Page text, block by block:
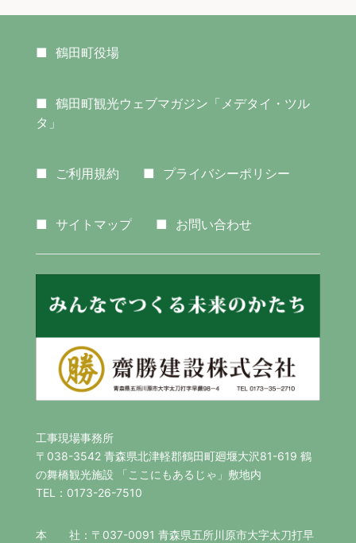
■ 鶴田町役場
■ 鶴田町観光ウェブマガジン「メデタイ・ツル
タ」
■ ご利用規約 ■ プライバシーポリシー
■ サイトマップ ■ お問い合わせ
工事現場事務所
〒038-3542 青森県北津軽郡鶴田町廻堰大沢81-619 鶴
の舞橋観光施設 「ここにもあるじゃ」敷地内
TEL：0173-26-7510
本 社：〒037-0091 青森県五所川原市大字太刀打早